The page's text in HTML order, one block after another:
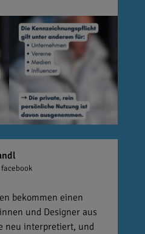
bekommen einen
und Designer aus
neu interpretiert, und